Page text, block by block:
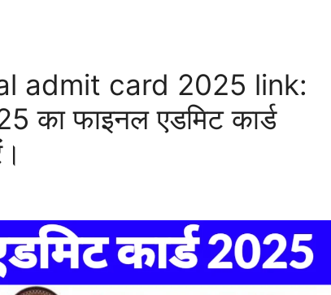
admit card 2025 link:
का फाइनल एडमिट कार्ड